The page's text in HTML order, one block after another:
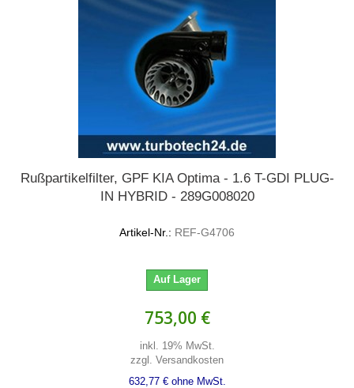
Rußpartikelfilter, GPF KIA Optima - 1.6 T-GDI PLUG-
IN HYBRID - 289G008020
Artikel-Nr.: REF-G4706
Auf Lager
753,00 €
inkl. 19% MwSt.
zzgl. Versandkosten
632,77 € ohne MwSt.